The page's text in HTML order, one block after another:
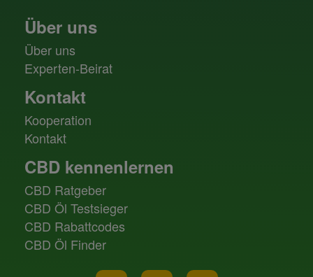
Über uns
Über uns
Experten-Beirat
Kontakt
Kooperation
Kontakt
CBD kennenlernen
CBD Ratgeber
CBD Öl Testsieger
CBD Rabattcodes
CBD Öl Finder